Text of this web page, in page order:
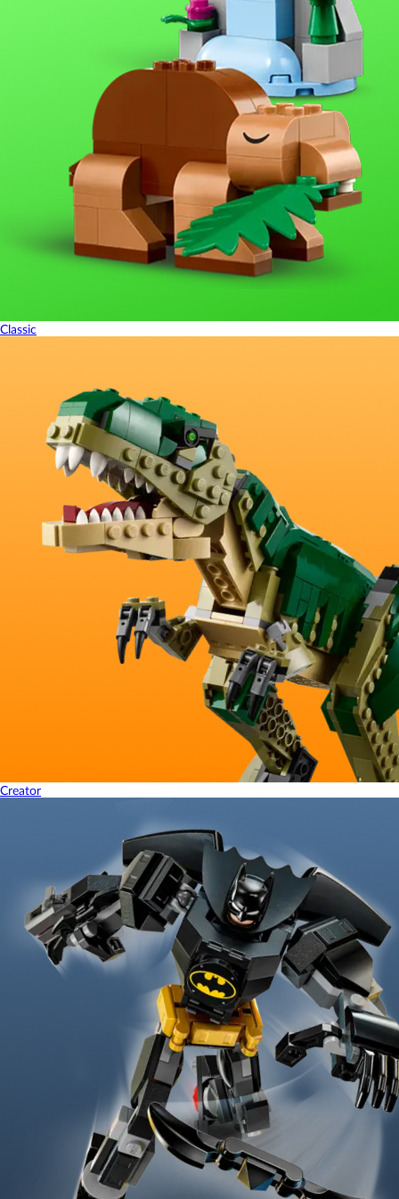
Classic
Creator